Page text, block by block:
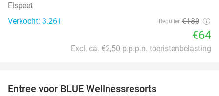
Elspeet
Verkocht: 3.261
Regulier €130
€64
Excl. ca. €2,50 p.p.p.n. toeristenbelasting
Entree voor BLUE Wellnessresorts